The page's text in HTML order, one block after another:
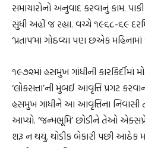
સમાચારોનો અનુવાદ કરવાનું કામ.
સુધી અહીં જ રહ્યા. વચ્ચે ૧૯૬૮-૬૯
‘પ્રતાપ’માં ગોઠવ્યા પણ છએક
૧૯૭૨માં હસમુખ ગાંધીની કારકિર્દીમાં
‘લોકસત્તા’ની મુંબઈ આવૃત્તિ પ્રગટ
હસમુખ ગાંધીને આ આવૃત્તિના નિવાસી
આપ્યો. ‘જન્મભૂમિ’ છોડીને તેઓ
શરૂ ન થયું. થોડીક બેકારી પછી આઠેક